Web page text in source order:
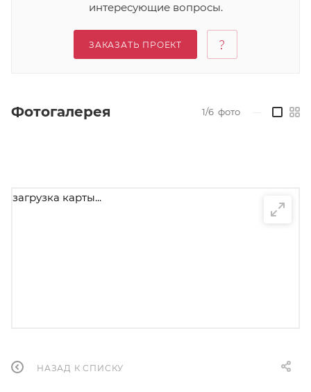
интересующие вопросы.
ЗАКАЗАТЬ ПРОЕКТ
Фотогалерея 1/6 фото
загрузка карты...
НАЗАД К СПИСКУ